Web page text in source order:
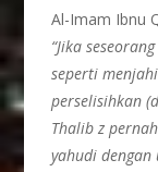
Al-Imam Ibnu
“Jika
seperti
perselisihkan
Thalib z
yahudi